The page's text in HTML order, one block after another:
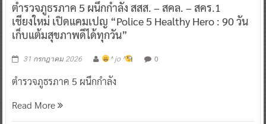
ตำรวจภูธรภาค 5 ผนึกกำลัง สสส. – สคล. – สคร.1
เชียงใหม่ เปิดแคมเปญ “Police 5 Healthy Hero : 90 วัน
เก็บแต้มสุขภาพดีได้ทุกวัน”
31 กรกฎาคม 2026 ^ jo ^ 0
ตำรวจภูธรภาค 5 ผนึกกำลัง
Read More